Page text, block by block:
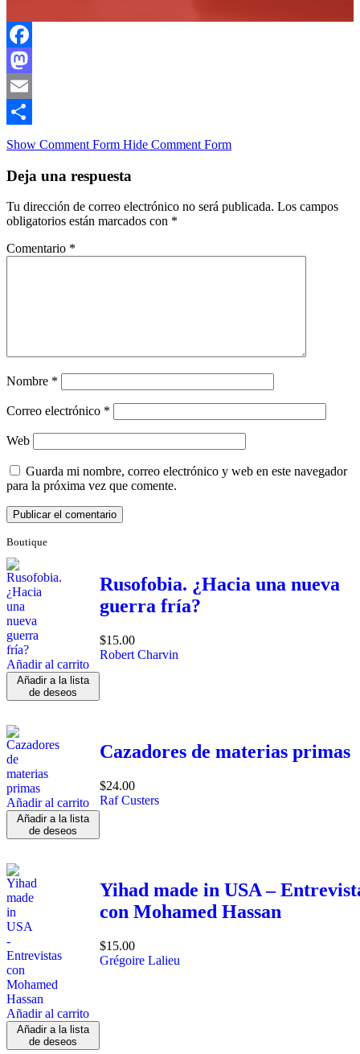
Facebook
Mastodon
Email
Compartir
Show Comment Form Hide Comment Form
Deja una respuesta
Tu dirección de correo electrónico no será publicada. Los campos
obligatorios están marcados con *
Comentario *
Nombre *
Correo electrónico *
Web
Guarda mi nombre, correo electrónico y web en este navegador
para la próxima vez que comente.
Boutique
Añadir al carrito
Añadir a la lista
de deseos
Rusofobia. ¿Hacia una nueva
guerra fría?
$15.00
Robert Charvin
Añadir al carrito
Añadir a la lista
de deseos
Cazadores de materias primas
$24.00
Raf Custers
Añadir al carrito
Añadir a la lista
de deseos
Yihad made in USA –
con Mohamed Hassan
$15.00
Grégoire Lalieu